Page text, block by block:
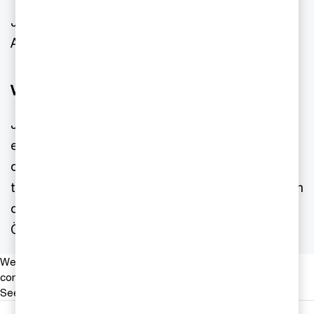
Jag är uppvuxen i Sverige, men har bott flera år i
Australien.
Vad gör du på fritiden?
Jag älskar att vågsurfa. När jag inte jobbar med
energi så plockar jag fram brädan och åker till
olika stränder för att utforska vågorna. På senare
tid har jag även börjat surfa i Sverige under vintern
och upptäckt tjusningen med den stormiga
Östersjön.
We help you meet tomorrow’s tech demands
compete at a speed that rewrites the rules
See how